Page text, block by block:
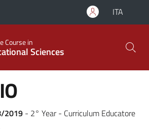
ITA
Course in
Sciences
2019 - 2° Year - Curriculum Educatore